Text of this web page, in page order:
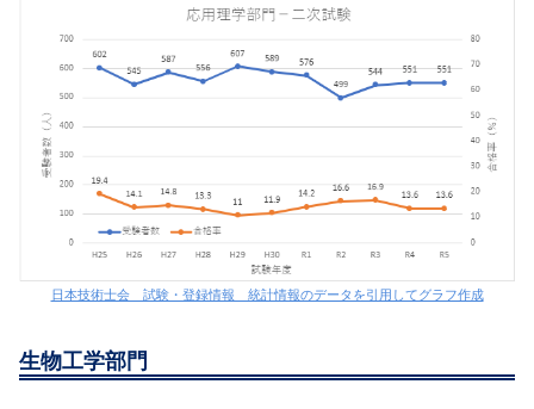
日本技術士会 試験・登録情報 統計情報のデータを引用してグラフ作成
生物工学部門